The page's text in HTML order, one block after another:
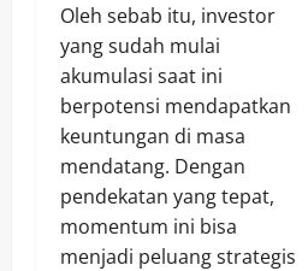
Oleh sebab itu, investor
yang sudah mulai
akumulasi saat ini
berpotensi mendapatkan
keuntungan di masa
mendatang. Dengan
pendekatan yang tepat,
momentum ini bisa
menjadi peluang strategis